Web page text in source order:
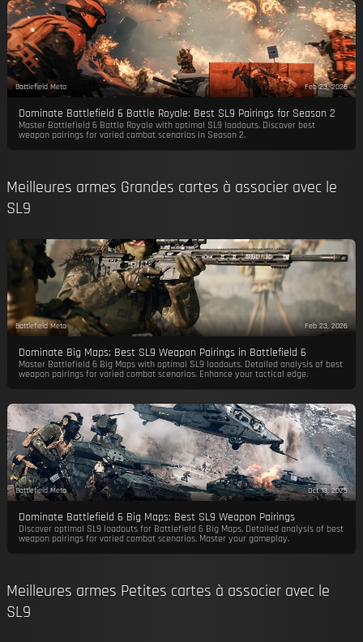
Battlefield Meta Feb 23, 2026
Dominate Battlefield 6 Battle Royale: Best SL9 Pairings for Season 2
Master Battlefield 6 Battle Royale with optimal SL9 loadouts. Discover best
weapon pairings for varied combat scenarios in Season 2.
Meilleures armes Grandes cartes à associer avec le
SL9
Battlefield Meta Feb 23, 2026
Dominate Big Maps: Best SL9 Weapon Pairings in Battlefield 6
Master Battlefield 6 Big Maps with optimal SL9 loadouts. Detailed analysis of best
weapon pairings for varied combat scenarios. Enhance your tactical edge.
Battlefield Meta Oct 13, 2025
Dominate Battlefield 6 Big Maps: Best SL9 Weapon Pairings
Discover optimal SL9 loadouts for Battlefield 6 Big Maps. Detailed analysis of best
weapon pairings for varied combat scenarios. Master your gameplay.
Meilleures armes Petites cartes à associer avec le
SL9